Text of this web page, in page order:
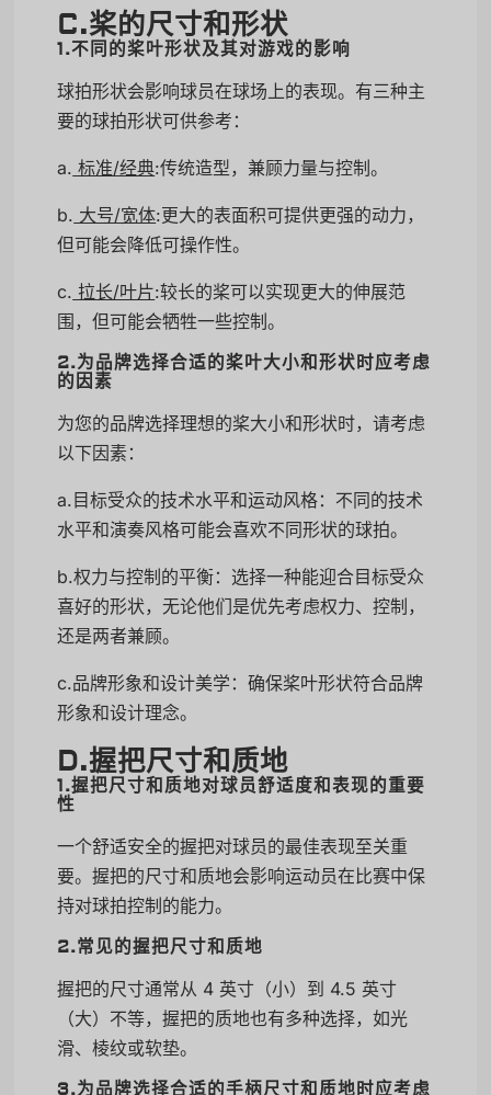
C.桨的尺寸和形状
1.不同的桨叶形状及其对游戏的影响
球拍形状会影响球员在球场上的表现。有三种主
要的球拍形状可供参考：
a. 标准/经典:传统造型，兼顾力量与控制。
b. 大号/宽体:更大的表面积可提供更强的动力，
但可能会降低可操作性。
c. 拉长/叶片:较长的桨可以实现更大的伸展范
围，但可能会牺牲一些控制。
2.为品牌选择合适的桨叶大小和形状时应考虑
的因素
为您的品牌选择理想的桨大小和形状时，请考虑
以下因素：
a.目标受众的技术水平和运动风格：不同的技术
水平和演奏风格可能会喜欢不同形状的球拍。
b.权力与控制的平衡：选择一种能迎合目标受众
喜好的形状，无论他们是优先考虑权力、控制，
还是两者兼顾。
c.品牌形象和设计美学：确保桨叶形状符合品牌
形象和设计理念。
D.握把尺寸和质地
1.握把尺寸和质地对球员舒适度和表现的重要
性
一个舒适安全的握把对球员的最佳表现至关重
要。握把的尺寸和质地会影响运动员在比赛中保
持对球拍控制的能力。
2.常见的握把尺寸和质地
握把的尺寸通常从 4 英寸（小）到 4.5 英寸
（大）不等，握把的质地也有多种选择，如光
滑、棱纹或软垫。
3.为品牌选择合适的手柄尺寸和质地时应考虑